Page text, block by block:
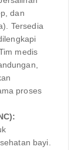
dan
Tersedia
medis
proses
bayi.